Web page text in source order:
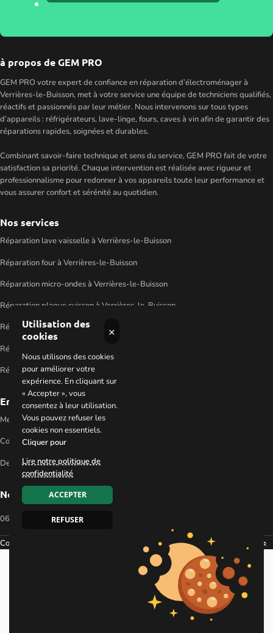
Utilisation des
cookies
×
Nous utilisons des cookies
pour améliorer votre
expérience. En cliquant sur
« Accepter », vous
consentez à leur utilisation.
Vous pouvez refuser les
cookies non essentiels.
Cliquer pour
Lire notre politique de
confidentialité
ACCEPTER
REFUSER
à propos de GEM PRO
GEM PRO votre expert de confiance en réparation d’électroménager à
Verrières-le-Buisson, met à votre service une équipe de techniciens qualifiés,
réactifs et passionnés par leur métier. Nous intervenons sur tous types
d’appareils : réfrigérateurs, lave-linge, fours, caves à vin afin de garantir des
réparations rapides, soignées et durables.
Combinant savoir-faire technique et sens du service, GEM PRO fait de votre
satisfaction sa priorité. Chaque intervention est réalisée avec rigueur et
professionnalisme pour redonner à vos appareils toute leur performance et
vous assurer confort et sérénité au quotidien.
Nos services
Réparation lave vaisselle à Verrières-le-Buisson
Réparation four à Verrières-le-Buisson
Réparation micro-ondes à Verrières-le-Buisson
Réparation plaque cuisson à Verrières-le-Buisson
Réparation machine à laver à Verrières-le-Buisson
Réparation sèche linge à Verrières-le-Buisson
Réparation réfrigérateur à Verrières-le-Buisson
En savoir plus
Mentions légales
Contactez-nous
Demander un devis
Nos coordonnées
06 08 53 58 47
Copyright 2025 © Défiler vers le haut